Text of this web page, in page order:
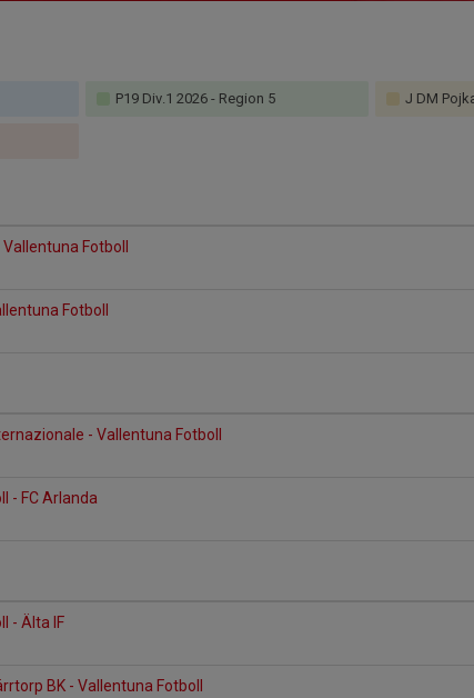
P19 Div.1 2026 - Region 5 J DM
Fotboll
Fotboll
- Vallentuna Fotboll
- FC Arlanda
- Älta IF
BK - Vallentuna Fotboll